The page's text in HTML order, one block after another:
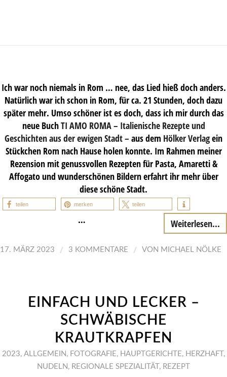
Ich war noch niemals in Rom … nee, das Lied hieß doch anders.
Natürlich war ich schon in Rom, für ca. 21 Stunden, doch dazu
später mehr. Umso schöner ist es doch, dass ich mir durch das
neue BuchTI AMO ROMA – Italienische Rezepte und
Geschichten aus der ewigen Stadt – aus dem Hölker Verlagein
Stückchen Rom nach Hause holen konnte. Im Rahmen meiner
Rezension mit genussvollen Rezepten für Pasta, Amaretti &
Affogato und wunderschönen Bildern erfahrt ihr mehr über
diese schöne Stadt.
teilen merken teilen
… Weiterlesen...
17. MÄRZ 2023 / 3 KOMMENTARE / VON MICHAEL NÖLKE
EINFACH UND LECKER –
SCHWÄBISCHE
KRAUTKRAPFEN
2023, ALLGEMEIN , FOTOGRAFIE, HAUPTGERICHTE, HERZHAFT,
NUDELN , REGIONALE SPEZIALITÄT, REZEPT